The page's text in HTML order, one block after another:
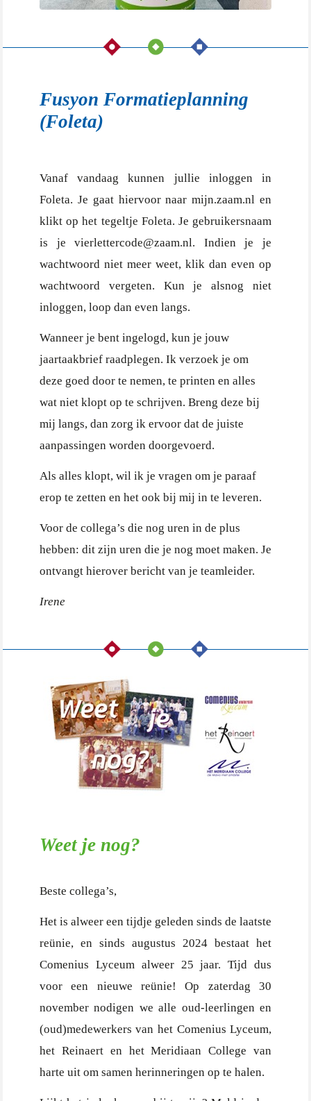
Fusyon Formatieplanning
(Foleta)
Vanaf vandaag kunnen jullie inloggen in
Foleta. Je gaat hiervoor naar mijn.zaam.nl en
klikt op het tegeltje Foleta. Je gebruikersnaam
is je vierlettercode@zaam.nl. Indien je je
wachtwoord niet meer weet, klik dan even op
wachtwoord vergeten. Kun je alsnog niet
inloggen, loop dan even langs.
Wanneer je bent ingelogd, kun je jouw
jaartaakbrief raadplegen. Ik verzoek je om
deze goed door te nemen, te printen en alles
wat niet klopt op te schrijven. Breng deze bij
mij langs, dan zorg ik ervoor dat de juiste
aanpassingen worden doorgevoerd.
Als alles klopt, wil ik je vragen om je paraaf
erop te zetten en het ook bij mij in te leveren.
Voor de collega’s die nog uren in de plus
hebben: dit zijn uren die je nog moet maken. Je
ontvangt hierover bericht van je teamleider.
Irene
Weet je nog?
Beste collega’s,
Het is alweer een tijdje geleden sinds de laatste
reünie, en sinds augustus 2024 bestaat het
Comenius Lyceum alweer 25 jaar. Tijd dus
voor een nieuwe reünie! Op zaterdag 30
november nodigen we alle oud-leerlingen en
(oud)medewerkers van het Comenius Lyceum,
het Reinaert en het Meridiaan College van
harte uit om samen herinneringen op te halen.